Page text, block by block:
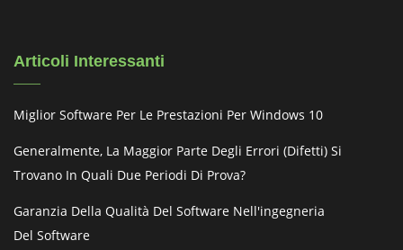
Articoli Interessanti
Miglior Software Per Le Prestazioni Per Windows 10
Generalmente, La Maggior Parte Degli Errori (difetti) Si
Trovano In Quali Due Periodi Di Prova?
Garanzia Della Qualità Del Software Nell'ingegneria
Del Software